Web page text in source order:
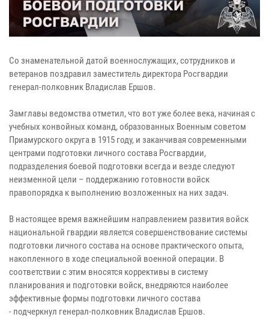
Со знаменательной датой военнослужащих, сотрудников и
ветеранов поздравил заместитель директора Росгвардии
генерал-полковник Владислав Ершов.
Замглавы ведомства отметил, что вот уже более века, начиная с
учебных конвойных команд, образованных Военным советом
Приамурского округа в 1915 году, и заканчивая современными
центрами подготовки личного состава Росгвардии,
подразделения боевой подготовки всегда и везде следуют
неизменной цели – поддержанию готовности войск
правопорядка к выполнению возложенных на них задач.
В настоящее время важнейшим направлением развития войск
национальной гвардии является совершенствование системы
подготовки личного состава на основе практического опыта,
накопленного в ходе специальной военной операции. В
соответствии с этим вносятся коррективы в систему
планирования и подготовки войск, внедряются наиболее
эффективные формы подготовки личного состава
- подчеркнул генерал-полковник Владислав Ершов.